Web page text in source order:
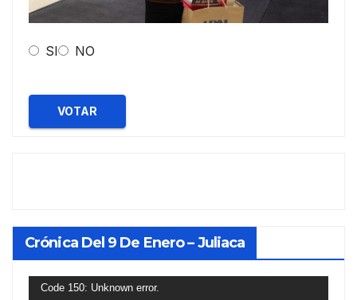
SI NO
VOTAR
Crónica Del 9 De Enero – Juliaca
Reproductor
Code 150: Unknown error.